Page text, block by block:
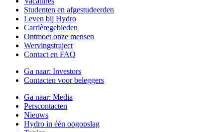
Studenten en afgestudeerden
Leven bij Hydro
Carrièregebieden
Ontmoet onze mensen
Wervingstraject
Contact en FAQ
Ga naar: Investors
Contacten voor beleggers
Ga naar: Media
Perscontacten
Nieuws
Hydro in één oogopslag